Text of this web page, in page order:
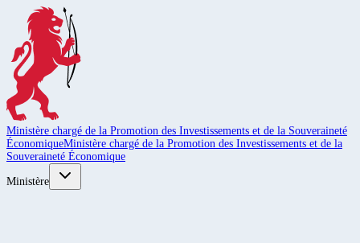
Ministère chargé de la Promotion des Investissements et de la Souveraineté
ÉconomiqueMinistère chargé de la Promotion des Investissements et de la
Souveraineté Économique
Ministère